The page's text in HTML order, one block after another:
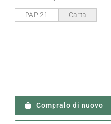
PAP 21 Carta
Compralo di nuovo